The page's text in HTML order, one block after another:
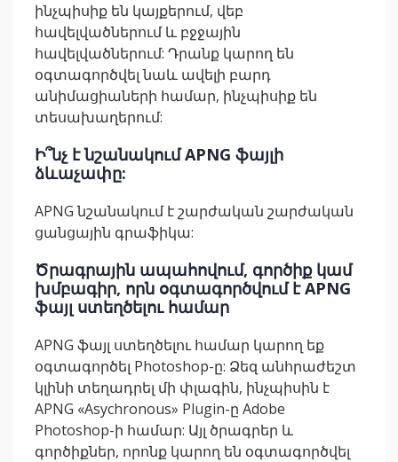
ինչպիսիք են կայքերում, վեբ
հավելվածներում և բջջային
հավելվածներում: Դրանք կարող են
օգտագործվել նաև ավելի բարդ
անիմացիաների համար, ինչպիսիք են
տեսախաղերում:
Ի՞նչ է նշանակում APNG ֆայլի
ձևաչափը:
APNG նշանակում է շարժական շարժական
ցանցային գրաֆիկա:
Ծրագրային ապահովում, գործիք կամ
խմբագիր, որն օգտագործվում է APNG
ֆայլ ստեղծելու համար
APNG ֆայլ ստեղծելու համար կարող եք
օգտագործել Photoshop-ը: Ձեզ անհրաժեշտ
կլինի տեղադրել մի փլագին, ինչպիսին է
APNG «Asychronous» Plugin-ը Adobe
Photoshop-ի համար: Այլ ծրագրեր և
գործիքներ, որոնք կարող են օգտագործվել